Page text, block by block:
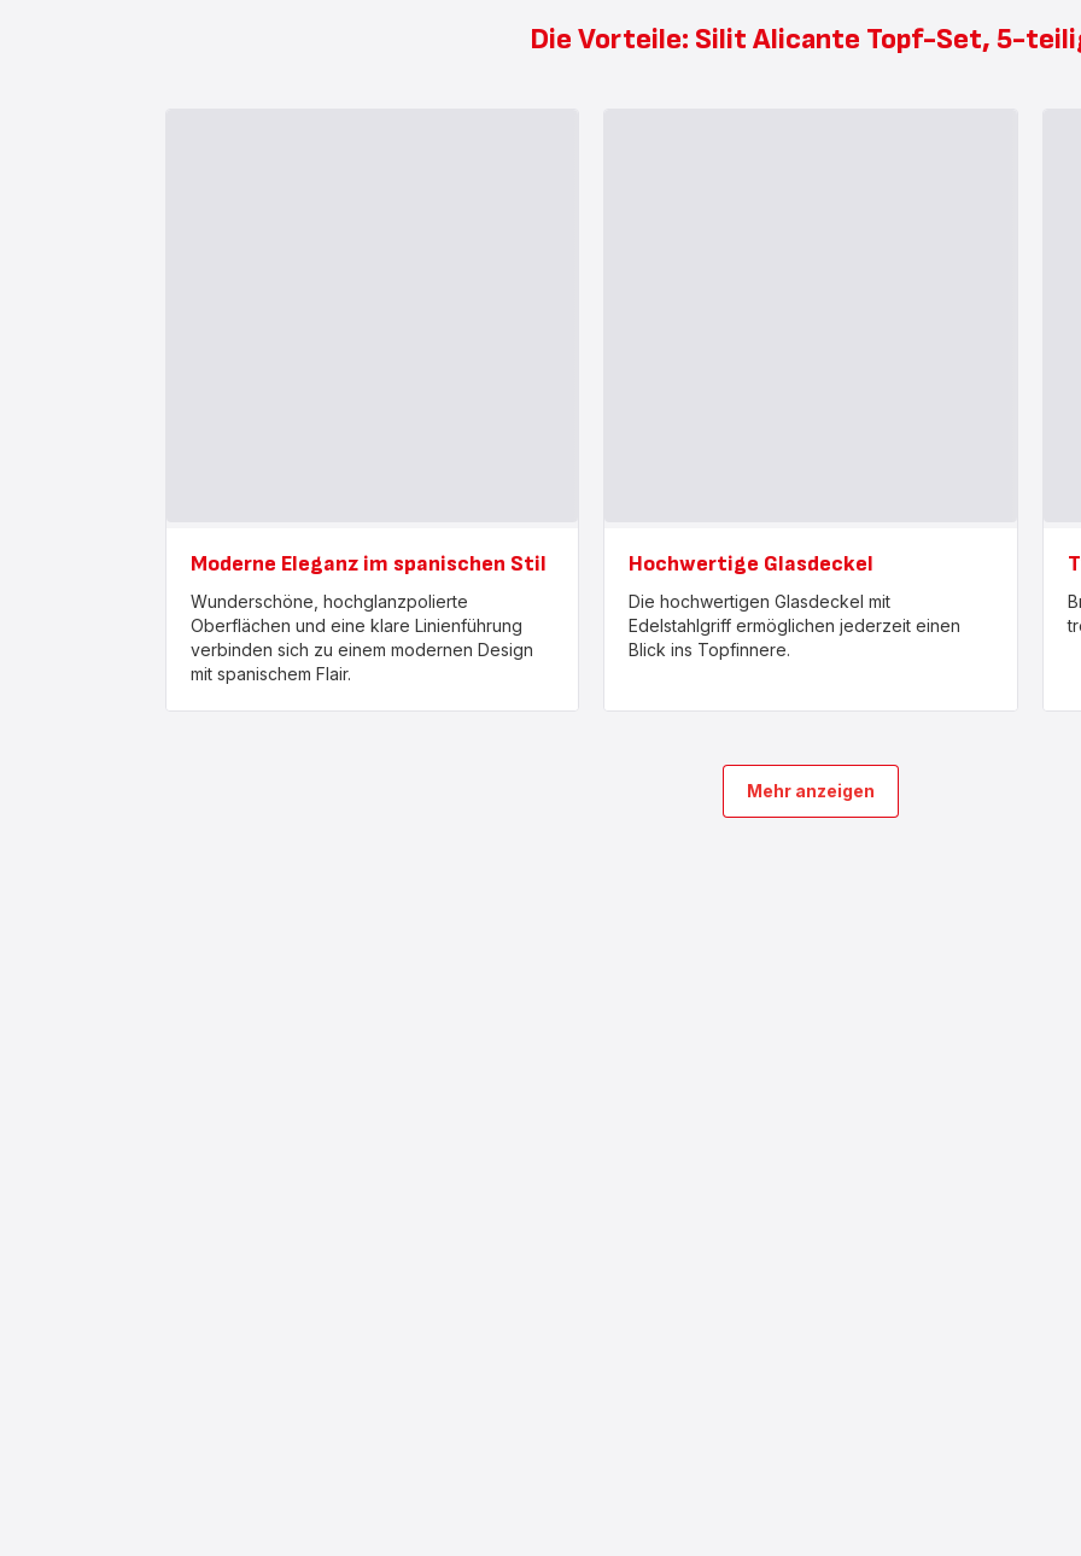
Die Vorteile: Silit Alicante Topf-Set, 5-
Moderne Eleganz im spanischen Stil
Wunderschöne, hochglanzpolierte
Oberflächen und eine klare Linienführung
verbinden sich zu einem modernen Design
mit spanischem Flair.
Hochwertige Glasdeckel
Die hochwertigen Glasdeckel mit
Edelstahlgriff ermöglichen jederzeit einen
Blick ins Topfinnere.
Mehr anzeigen